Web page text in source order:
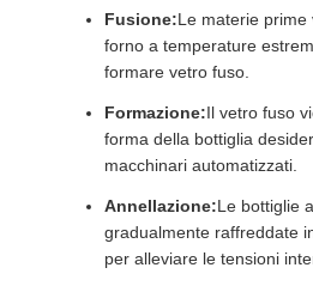
Fusione:Le materie prime
forno a temperature
formare vetro fuso.
Formazione:Il vetro fuso
forma della bottiglia
macchinari automatizzati.
Annellazione:Le bottiglie
gradualmente raffreddate
per alleviare le tensioni